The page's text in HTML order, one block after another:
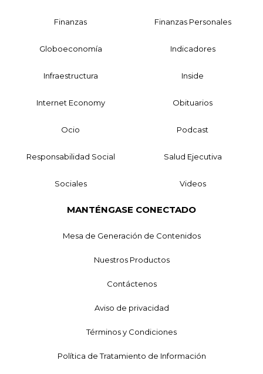
Finanzas Finanzas Personales
Globoeconomía Indicadores
Infraestructura Inside
Internet Economy Obituarios
Ocio Podcast
Responsabilidad Social Salud Ejecutiva
Sociales Videos
MANTÉNGASE CONECTADO
Mesa de Generación de Contenidos
Nuestros Productos
Contáctenos
Aviso de privacidad
Términos y Condiciones
Política de Tratamiento de Información